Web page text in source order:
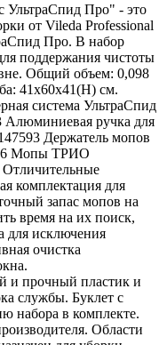
Про" - это
от Vileda Professional
Про. В набор
поддержания чистоты
Общий объем: 0,098
41x60x41(H) см.
система УльтраСпид
Алюминиевая ручка для
Держатель мопов
Мопы ТРИО
комплектация для
запас мопов на
время на их поиск,
для исключения
очистка
и прочный пластик и
службы. Буклет с
набора в комплекте.
Области